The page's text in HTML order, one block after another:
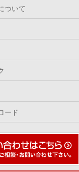
ついて
ード